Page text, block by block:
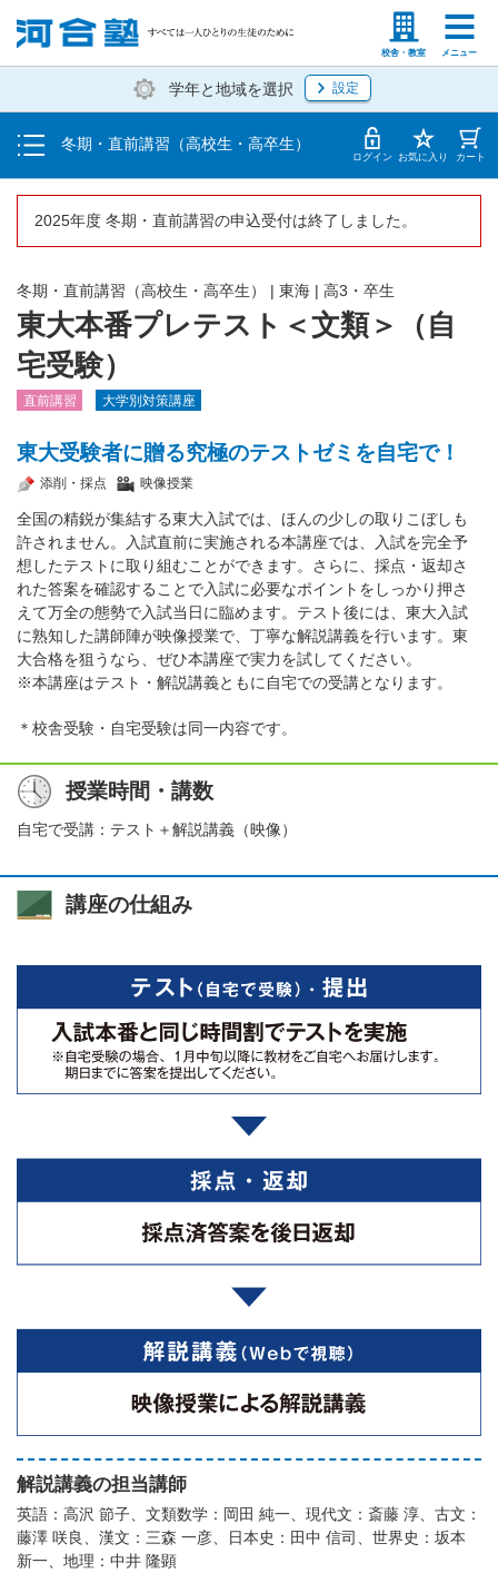
校舎・教室 メニュー
塾生の方 高等学校の先生
学年と地域を選択 設定
冬期・直前講習（高校生・高卒生）
受講料・お申し込み方法
受講開始までの流れ
校舎一覧 ログイン お気に入り カート
2025年度 冬期・直前講習の申込受付は終了しました。
東大本番プレテスト＜文類＞（自
宅受験）
冬期・直前講習（高校生・高卒生） | 東海 | 高3・卒生
直前講習 大学別対策講座
東大受験者に贈る究極のテストゼミを自宅で！
添削・採点 映像授業
全国の精鋭が集結する東大入試では、ほんの少しの取りこぼしも
許されません。入試直前に実施される本講座では、入試を完全予
想したテストに取り組むことができます。さらに、採点・返却さ
れた答案を確認することで入試に必要なポイントをしっかり押さ
えて万全の態勢で入試当日に臨めます。テスト後には、東大入試
に熟知した講師陣が映像授業で、丁寧な解説講義を行います。東
大合格を狙うなら、ぜひ本講座で実力を試してください。
※本講座はテスト・解説講義ともに自宅での受講となります。
＊校舎受験・自宅受験は同一内容です。
授業時間・講数
自宅で受講：テスト＋解説講義（映像）
講座の仕組み
解説講義の担当講師
英語：高沢 節子、文類数学：岡田 純一、現代文：斎藤 淳、古文：
藤澤 咲良、漢文：三森 一彦、日本史：田中 信司、世界史：坂本
新一、地理：中井 隆顕